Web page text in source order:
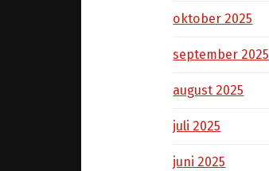
oktober 2025
september 2025
august 2025
juli 2025
juni 2025